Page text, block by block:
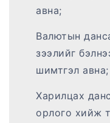
авна;
Валютын
зээлийг
шимтгэл авна;
Харилцах
орлого хийж